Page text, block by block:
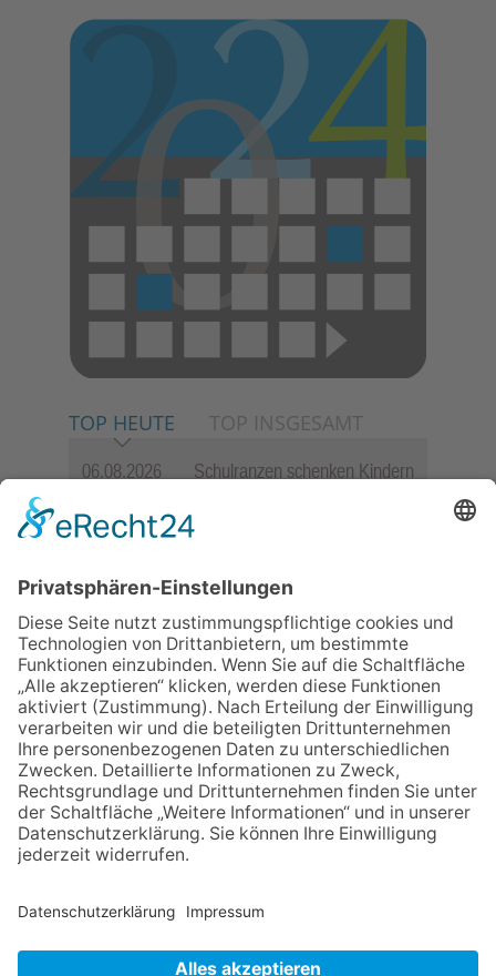
TOP HEUTE TOP INSGESAMT
06.08.2026
Schulranzen schenken Kindern
06.08.2026
„Freundschaft, das ist wie
Jürgen Rohrmann setzt auf
Gemeinschaft und Bewährtes
06.08.2026
„Rock auf der Burg“ lässt
Königstein beben
06.08.2026
Zwischen Fachwerk, Wein und
Musik: Erste Kronberger
Weinzeit begeistert die
Burgstadt
06.08.2026
Nachhaltigkeits-Akteure
vernetzen sich
NACH OBEN